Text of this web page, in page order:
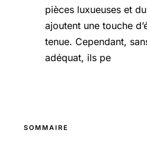
pièces luxueuses et
ajoutent une touche
tenue. Cependant,
adéquat, ils pe
SOMMAIRE